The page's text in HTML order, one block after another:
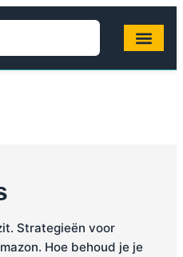
Strategieën voor
Hoe behoud je je